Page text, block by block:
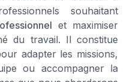
souhaitant
et maximiser
du travail. Il constitue
adapter les missions,
ou accompagner la